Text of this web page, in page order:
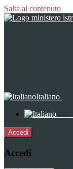
Salta al contenuto
Italiano
Accedi
Accedi